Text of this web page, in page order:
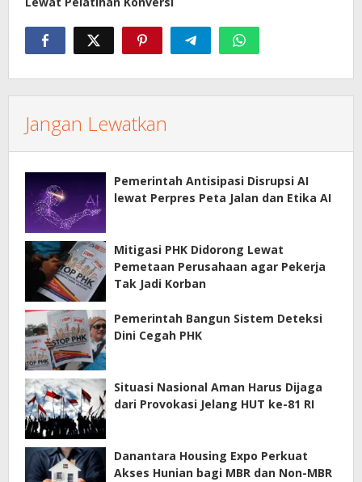
Jangan Lewatkan
Pemerintah Antisipasi Disrupsi AI
lewat Perpres Peta Jalan dan Etika AI
Mitigasi PHK Didorong Lewat
Pemetaan Perusahaan agar Pekerja
Tak Jadi Korban
Pemerintah Bangun Sistem Deteksi
Dini Cegah PHK
Situasi Nasional Aman Harus Dijaga
dari Provokasi Jelang HUT ke-81 RI
Danantara Housing Expo Perkuat
Akses Hunian bagi MBR dan Non-MBR